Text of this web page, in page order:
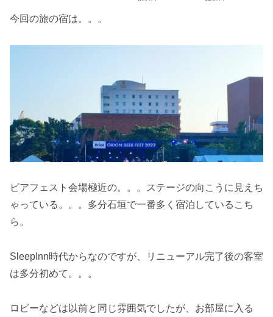
今回の旅の宿は。。。
ビアフェスト会場極近の。。。ステージの向こうに見えち
ゃっている。。。多分石垣で一番多く宿泊しているこち
ら。
SleepInn時代からなのですが、リニューアル完了後の客室
は多分初めて。。。
ロビーなどは以前と同じ雰囲気でしたが、お部屋に入る